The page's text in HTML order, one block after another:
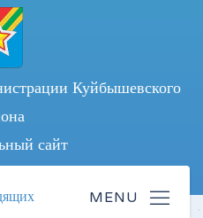
Куйбышевского
сайт